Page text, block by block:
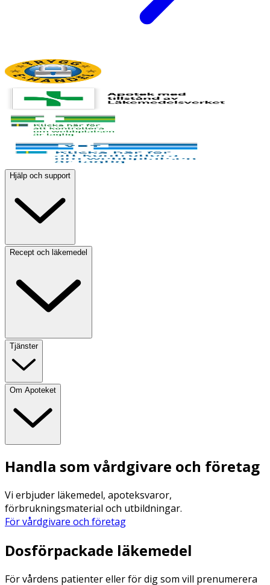
Hjälp och support
Recept och läkemedel
Tjänster
Om Apoteket
Handla som vårdgivare och företag
Vi erbjuder läkemedel, apoteksvaror,
förbrukningsmaterial och utbildningar.
För vårdgivare och företag
Dosförpackade läkemedel
För vårdens patienter eller för dig som vill prenumerera